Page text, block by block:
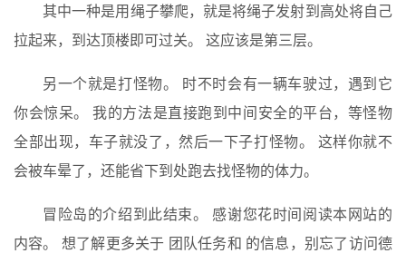
其中一种是用绳子攀爬，就是将绳子发射到高处将自己
拉起来，到达顶楼即可过关。 这应该是第三层。
另一个就是打怪物。 时不时会有一辆车驶过，遇到它
你会惊呆。 我的方法是直接跑到中间安全的平台，等怪物
全部出现，车子就没了，然后一下子打怪物。 这样你就不
会被车晕了，还能省下到处跑去找怪物的体力。
冒险岛的介绍到此结束。 感谢您花时间阅读本网站的
内容。 想了解更多关于 团队任务和 的信息，别忘了访问德